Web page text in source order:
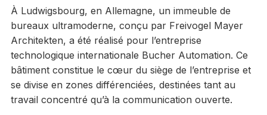
À Ludwigsbourg, en Allemagne, un immeuble de
bureaux ultramoderne, conçu par Freivogel Mayer
Architekten, a été réalisé pour l’entreprise
technologique internationale Bucher Automation. Ce
bâtiment constitue le cœur du siège de l’entreprise et
se divise en zones différenciées, destinées tant au
travail concentré qu’à la communication ouverte.